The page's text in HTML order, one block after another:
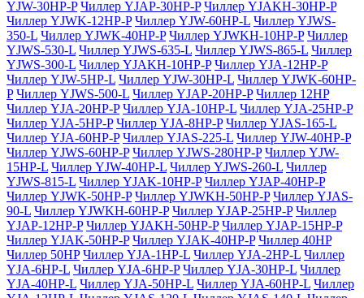
YJW-30HP-P Чиллер YJAP-30HP-P Чиллер YJAKH-30HP-P
Чиллер YJWK-12HP-P Чиллер YJW-60HP-L Чиллер YJWS-
350-L Чиллер YJWK-40HP-P Чиллер YJWKH-10HP-P Чиллер
YJWS-530-L Чиллер YJWS-635-L Чиллер YJWS-865-L Чиллер
YJWS-300-L Чиллер YJAKH-10HP-P Чиллер YJA-12HP-P
Чиллер YJW-5HP-L Чиллер YJW-30HP-L Чиллер YJWK-60HP-
P Чиллер YJWS-500-L Чиллер YJAP-20HP-P Чиллер 12HP
Чиллер YJA-20HP-P Чиллер YJA-10HP-L Чиллер YJA-25HP-P
Чиллер YJA-5HP-P Чиллер YJA-8HP-P Чиллер YJAS-165-L
Чиллер YJA-60HP-P Чиллер YJAS-225-L Чиллер YJW-40HP-P
Чиллер YJWS-60HP-P Чиллер YJWS-280HP-P Чиллер YJW-
15HP-L Чиллер YJW-40HP-L Чиллер YJWS-260-L Чиллер
YJWS-815-L Чиллер YJAK-10HP-P Чиллер YJAP-40HP-P
Чиллер YJWK-50HP-P Чиллер YJWKH-50HP-P Чиллер YJAS-
90-L Чиллер YJWKH-60HP-P Чиллер YJAP-25HP-P Чиллер
YJAP-12HP-P Чиллер YJAKH-50HP-P Чиллер YJAP-15HP-P
Чиллер YJAK-50HP-P Чиллер YJAK-40HP-P Чиллер 40HP
Чиллер 50HP Чиллер YJA-1HP-L Чиллер YJA-2HP-L Чиллер
YJA-6HP-L Чиллер YJA-6HP-P Чиллер YJA-30HP-L Чиллер
YJA-40HP-L Чиллер YJA-50HP-L Чиллер YJA-60HP-L Чиллер